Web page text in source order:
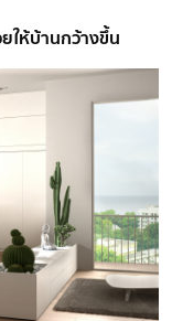
ให้บ้านกว้างขึ้น